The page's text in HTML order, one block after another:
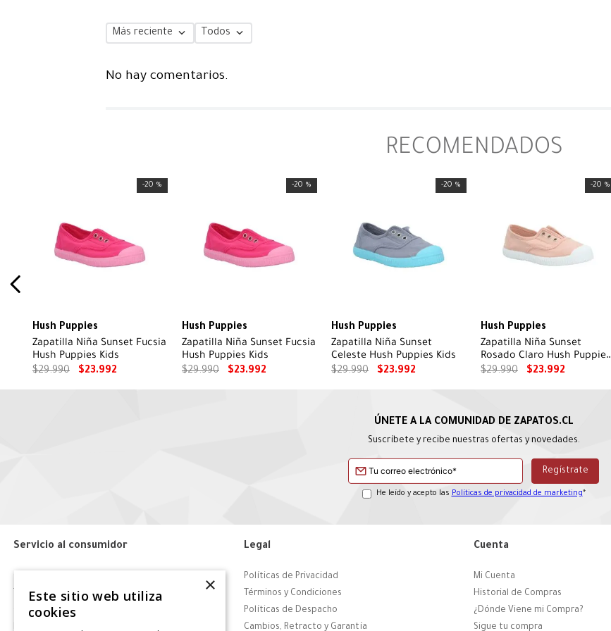
Más reciente Todos
No hay comentarios.
RECOMENDADOS
-20 %
Hush Puppies
Zapatilla Niña Sunset Fucsia
Hush Puppies Kids
$29.990 $23.992
-20 %
Hush Puppies
Zapatilla Niña Sunset Fucsia
Hush Puppies Kids
$29.990 $23.992
-20 %
Hush Puppies
Zapatilla Niña Sunset
Celeste Hush Puppies Kids
$29.990 $23.992
-20 %
Hush Puppies
Zapatilla Niña Sunset
Rosado Claro Hush Puppies
Kids
$29.990 $23.992
Suscríbete y recibe nuestras ofertas y novedades.
He leído y acepto las Políticas de privacidad de marketing*
Servicio al consumidor
Tiendas
Contáctanos
Legal
Políticas de Privacidad
Términos y Condiciones
Políticas de Despacho
Cambios, Retracto y Garantía
Cuenta
Mi Cuenta
Historial de Compras
¿Dónde Viene mi Compra?
Sigue tu compra
×
Este sitio web utiliza
cookies